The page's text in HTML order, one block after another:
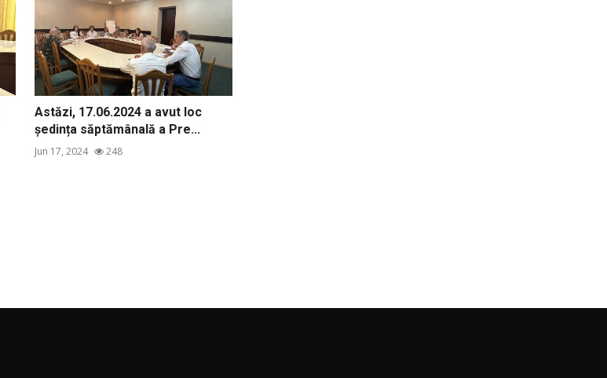
Astăzi, 17.06.2024 a avut loc
ședința săptămânală a Pre...
Jun 17, 2024 248